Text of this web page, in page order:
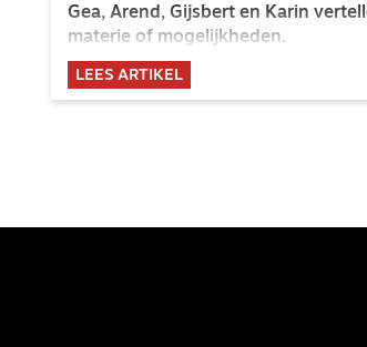
Gea, Arend, Gijsbert en Karin
materie of mogelijkheden.
LEES ARTIKEL